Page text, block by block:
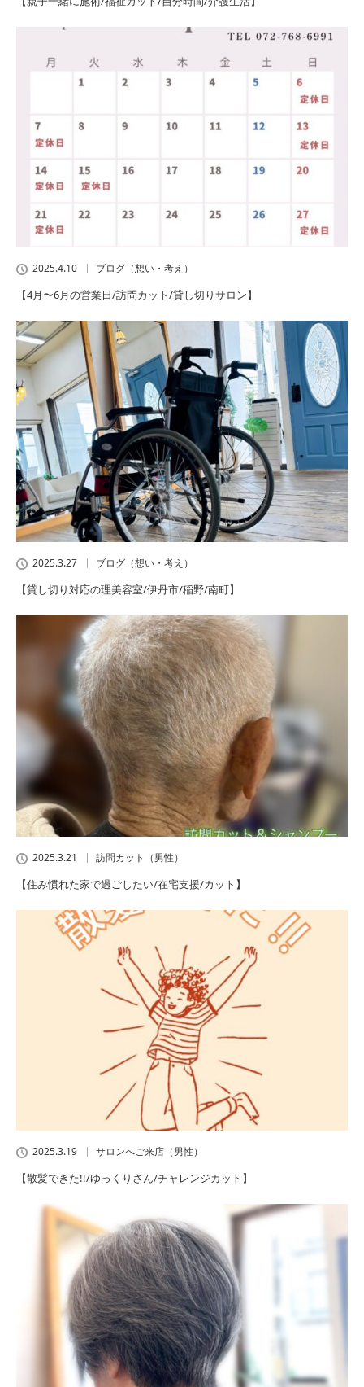
2025.4.10 ブログ（想い・考え）
【4月〜6月の営業日/訪問カット/貸し切りサロン】
2025.3.27 ブログ（想い・考え）
【貸し切り対応の理美容室/伊丹市/稲野/南町】
2025.3.21 訪問カット（男性）
【住み慣れた家で過ごしたい/在宅支援/カット】
2025.3.19 サロンへご来店（男性）
【散髪できた!!/ゆっくりさん/チャレンジカット】